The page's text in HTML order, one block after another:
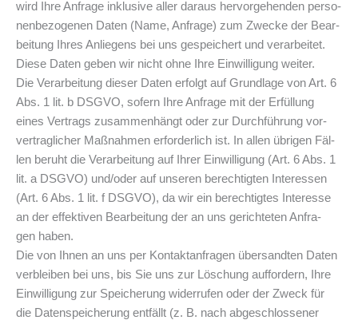
wird Ihre Anfra­ge inklu­si­ve aller dar­aus her­vor­ge­hen­den per­so­
nen­be­zo­ge­nen Daten (Name, Anfra­ge) zum Zwe­cke der Bear­
bei­tung Ihres Anlie­gens bei uns gespei­chert und ver­ar­bei­tet.
Die­se Daten geben wir nicht ohne Ihre Ein­wil­li­gung weiter.
Die Ver­ar­bei­tung die­ser Daten erfolgt auf Grund­la­ge von Art. 6
Abs. 1 lit. b DSGVO, sofern Ihre Anfra­ge mit der Erfül­lung
eines Ver­trags zusam­men­hängt oder zur Durch­füh­rung vor­
ver­trag­li­cher Maß­nah­men erfor­der­lich ist. In allen übri­gen Fäl­
len beruht die Ver­ar­bei­tung auf Ihrer Ein­wil­li­gung (Art. 6 Abs. 1
lit. a DSGVO) und/oder auf unse­ren berech­tig­ten Inter­es­sen
(Art. 6 Abs. 1 lit. f DSGVO), da wir ein berech­tig­tes Inter­es­se
an der effek­ti­ven Bear­bei­tung der an uns gerich­te­ten Anfra­
gen haben.
Die von Ihnen an uns per Kon­takt­an­fra­gen über­sand­ten Daten
ver­blei­ben bei uns, bis Sie uns zur Löschung auf­for­dern, Ihre
Ein­wil­li­gung zur Spei­che­rung wider­ru­fen oder der Zweck für
die Daten­spei­che­rung ent­fällt (z. B. nach abge­schlos­se­ner